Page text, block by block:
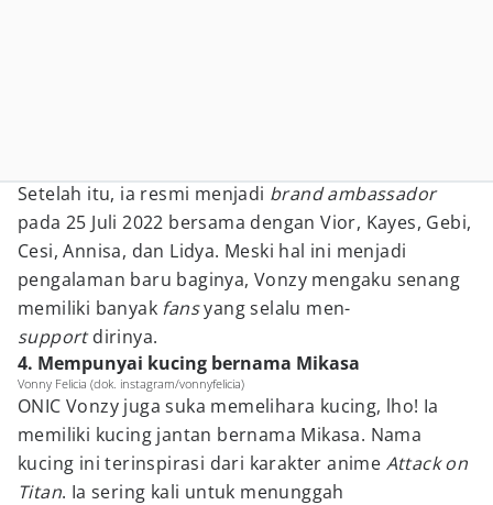
Setelah itu, ia resmi menjadi brand ambassador
pada 25 Juli 2022 bersama dengan Vior, Kayes, Gebi,
Cesi, Annisa, dan Lidya. Meski hal ini menjadi
pengalaman baru baginya, Vonzy mengaku senang
memiliki banyak fansyang selalu men-
supportdirinya.
4. Mempunyai kucing bernama Mikasa
Vonny Felicia (dok. instagram/vonnyfelicia)
ONIC Vonzy juga suka memelihara kucing, lho! Ia
memiliki kucing jantan bernama Mikasa. Nama
kucing ini terinspirasi dari karakter anime Attack on
Titan. Ia sering kali untuk menunggah